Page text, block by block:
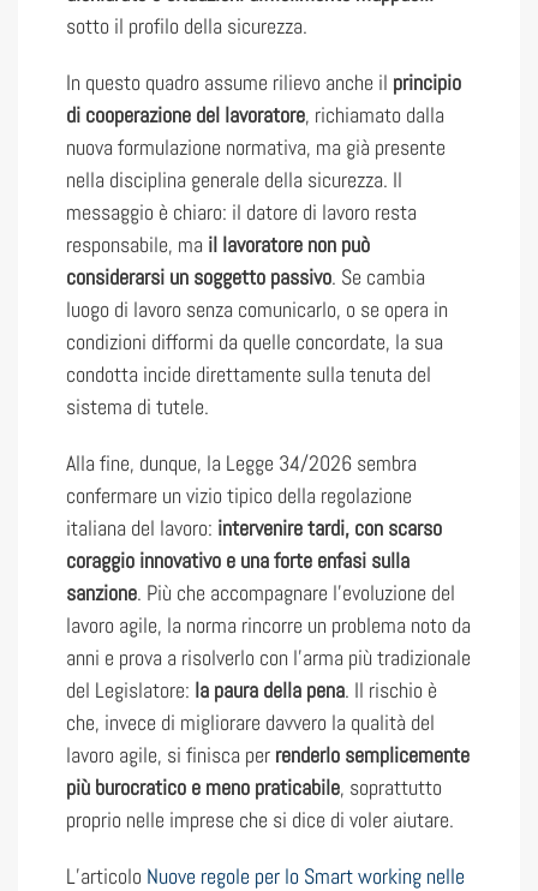
sotto il profilo della sicurezza.
In questo quadro assume rilievo anche il principio
di cooperazione del lavoratore, richiamato dalla
nuova formulazione normativa, ma già presente
nella disciplina generale della sicurezza. Il
messaggio è chiaro: il datore di lavoro resta
responsabile, ma il lavoratore non può
considerarsi un soggetto passivo. Se cambia
luogo di lavoro senza comunicarlo, o se opera in
condizioni difformi da quelle concordate, la sua
condotta incide direttamente sulla tenuta del
sistema di tutele.
Alla fine, dunque, la Legge 34/2026 sembra
confermare un vizio tipico della regolazione
italiana del lavoro: intervenire tardi, con scarso
coraggio innovativo e una forte enfasi sulla
sanzione. Più che accompagnare l’evoluzione del
lavoro agile, la norma rincorre un problema noto da
anni e prova a risolverlo con l’arma più tradizionale
del Legislatore: la paura della pena. Il rischio è
che, invece di migliorare davvero la qualità del
lavoro agile, si finisca per renderlo semplicemente
più burocratico e meno praticabile, soprattutto
proprio nelle imprese che si dice di voler aiutare.
L’articolo Nuove regole per lo Smart working nelle